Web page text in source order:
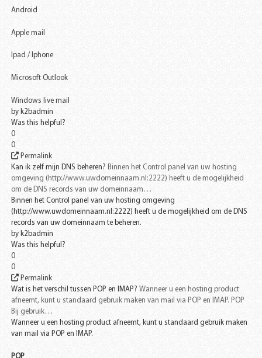
Android
Apple mail
Ipad / Iphone
Microsoft Outlook
Windows live mail
by k2badmin
Was this helpful?
0
0
Permalink
Kan ik zelf mijn DNS beheren? Binnen het Control panel van uw hosting
omgeving (http://www.uwdomeinnaam.nl:2222) heeft u de mogelijkheid
om de DNS records van uw domeinnaam…
Binnen het Control panel van uw hosting omgeving
(http://www.uwdomeinnaam.nl:2222) heeft u de mogelijkheid om de DNS
records van uw domeinnaam te beheren.
by k2badmin
Was this helpful?
0
0
Permalink
Wat is het verschil tussen POP en IMAP? Wanneer u een hosting product
afneemt, kunt u standaard gebruik maken van mail via POP en IMAP. POP
Bij gebruik…
Wanneer u een hosting product afneemt, kunt u standaard gebruik maken
van mail via POP en IMAP.
POP